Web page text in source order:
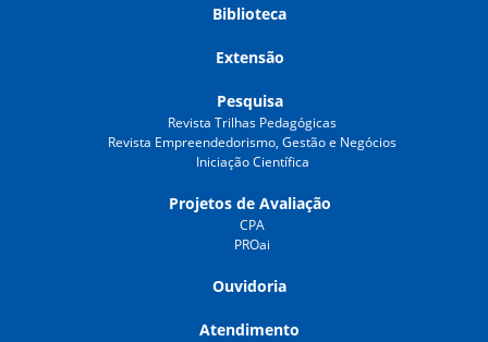
Biblioteca
Extensão
Pesquisa
Revista Trilhas Pedagógicas
Revista Empreendedorismo, Gestão e Negócios
Iniciação Científica
Projetos de Avaliação
CPA
PROai
Ouvidoria
Atendimento